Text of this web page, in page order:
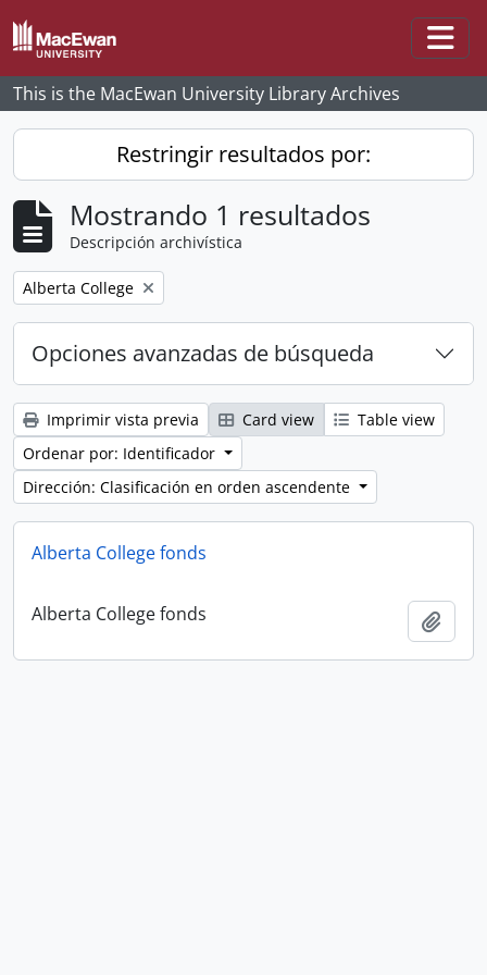
Skip to main content
This is the MacEwan University Library Archives
Restringir resultados por:
Mostrando 1 resultados
Descripción archivística
Remove filter:
Alberta College
Opciones avanzadas de búsqueda
Imprimir vista previa Card view
Table view
Ordenar por: Identificador
Dirección: Clasificación en orden ascendente
Alberta College fonds
Alberta College fonds